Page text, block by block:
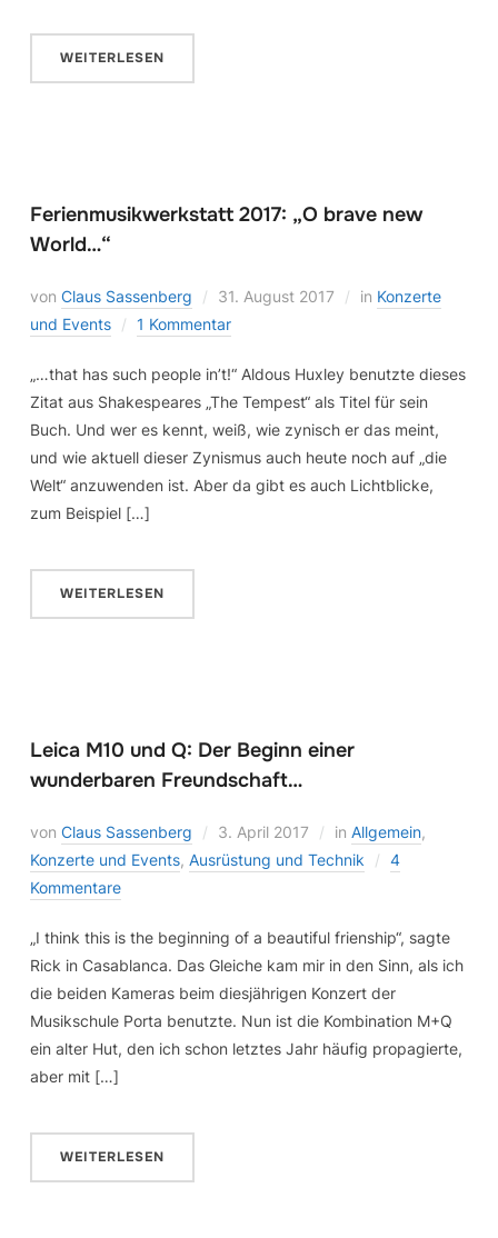
WEITERLESEN
Ferienmusikwerkstatt 2017: „O brave new
World…“
von Claus Sassenberg 31. August 2017 in Konzerte
und Events
1 Kommentar
„…that has such people in’t!“ Aldous Huxley benutzte dieses
Zitat aus Shakespeares „The Tempest“ als Titel für sein
Buch. Und wer es kennt, weiß, wie zynisch er das meint,
und wie aktuell dieser Zynismus auch heute noch auf „die
Welt“ anzuwenden ist. Aber da gibt es auch Lichtblicke,
zum Beispiel […]
WEITERLESEN
Leica M10 und Q: Der Beginn einer
wunderbaren Freundschaft…
von Claus Sassenberg 3. April 2017 in Allgemein,
Konzerte und Events, Ausrüstung und Technik
4
Kommentare
„I think this is the beginning of a beautiful frienship“, sagte
Rick in Casablanca. Das Gleiche kam mir in den Sinn, als ich
die beiden Kameras beim diesjährigen Konzert der
Musikschule Porta benutzte. Nun ist die Kombination M+Q
ein alter Hut, den ich schon letztes Jahr häufig propagierte,
aber mit […]
WEITERLESEN